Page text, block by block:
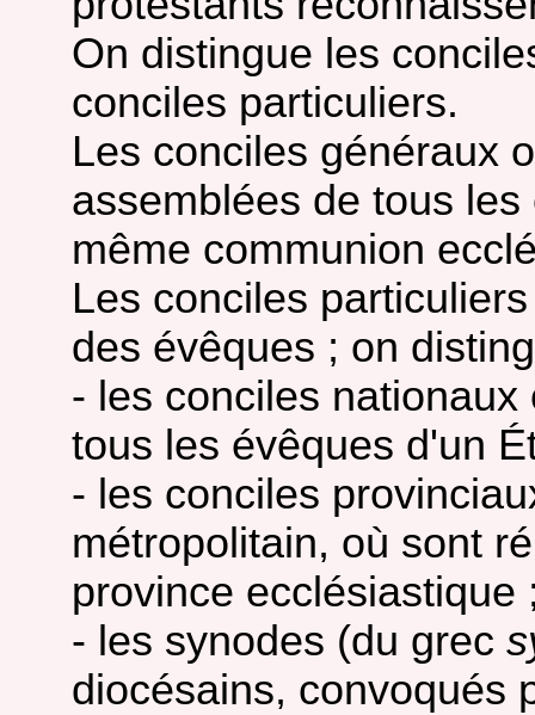
On distingue les
conciles particuliers.
Les conciles généraux
assemblées de tous
même communion
Les conciles
des évêques ; on
- les conciles
tous les évêques d'un
- les conciles
métropolitain, où sont
province ecclésiastique
- les synodes (du grec
diocésains, convoqués